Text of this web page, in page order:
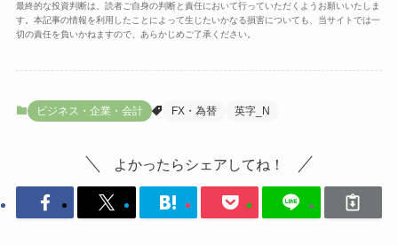
最終的な投資判断は、読者ご自身の判断と責任において行っていただくようお願いいたしま
す。本記事の情報を利用したことによって生じたいかなる損害についても、当サイトでは一
切の責任を負いかねますので、あらかじめご了承ください。
ビジネス・企業・会計 FX・為替 英字_N
よかったらシェアしてね！